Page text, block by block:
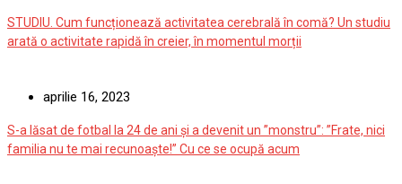
STUDIU. Cum funcționează activitatea cerebrală în comă? Un studiu
arată o activitate rapidă în creier, în momentul morții
aprilie 16, 2023
S-a lăsat de fotbal la 24 de ani și a devenit un ”monstru”: ”Frate, nici
familia nu te mai recunoaște!” Cu ce se ocupă acum